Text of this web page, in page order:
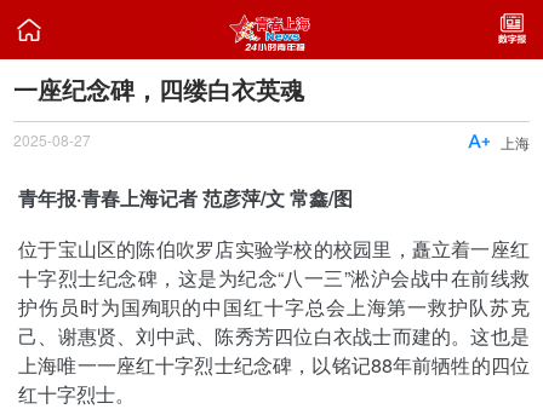

一座纪念碑，四缕白衣英魂
2025-08-27 上海

青年报·青春上海记者 范彦萍/文 常鑫/图
位于宝山区的陈伯吹罗店实验学校的校园里，矗立着一座红
十字烈士纪念碑，这是为纪念“八一三”淞沪会战中在前线救
护伤员时为国殉职的中国红十字总会上海第一救护队苏克
己、谢惠贤、刘中武、陈秀芳四位白衣战士而建的。这也是
上海唯一一座红十字烈士纪念碑，以铭记88年前牺牲的四位
红十字烈士。